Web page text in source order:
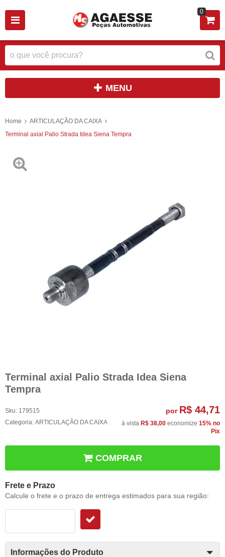
0
MENU
Home
ARTICULAÇÃO DA CAIXA
Terminal axial Palio Strada Idea Siena Tempra
Terminal axial Palio Strada Idea Siena
Tempra
Sku: 179515
Categoria: ARTICULAÇÃO DA CAIXA
por R$ 44,71
à vista R$ 38,00 economize 15% no
Pix
COMPRAR
Frete e Prazo
Calcule o frete e o prazo de entrega estimados para sua região:
Informações do Produto